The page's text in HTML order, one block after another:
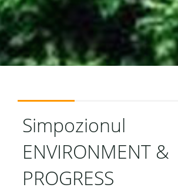
Simpozionul
ENVIRONMENT &
PROGRESS